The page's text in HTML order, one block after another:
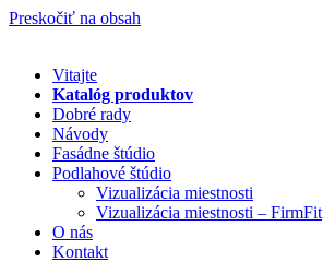
Preskočiť na obsah
Vitajte
Katalóg produktov
Dobré rady
Návody
Fasádne štúdio
Podlahové štúdio
Vizualizácia miestnosti
Vizualizácia miestnosti – FirmFit
O nás
Kontakt